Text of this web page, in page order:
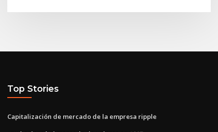
Top Stories
Capitalización de mercado de la empresa ripple